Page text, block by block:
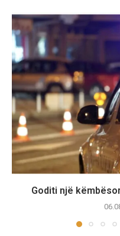
Goditi një